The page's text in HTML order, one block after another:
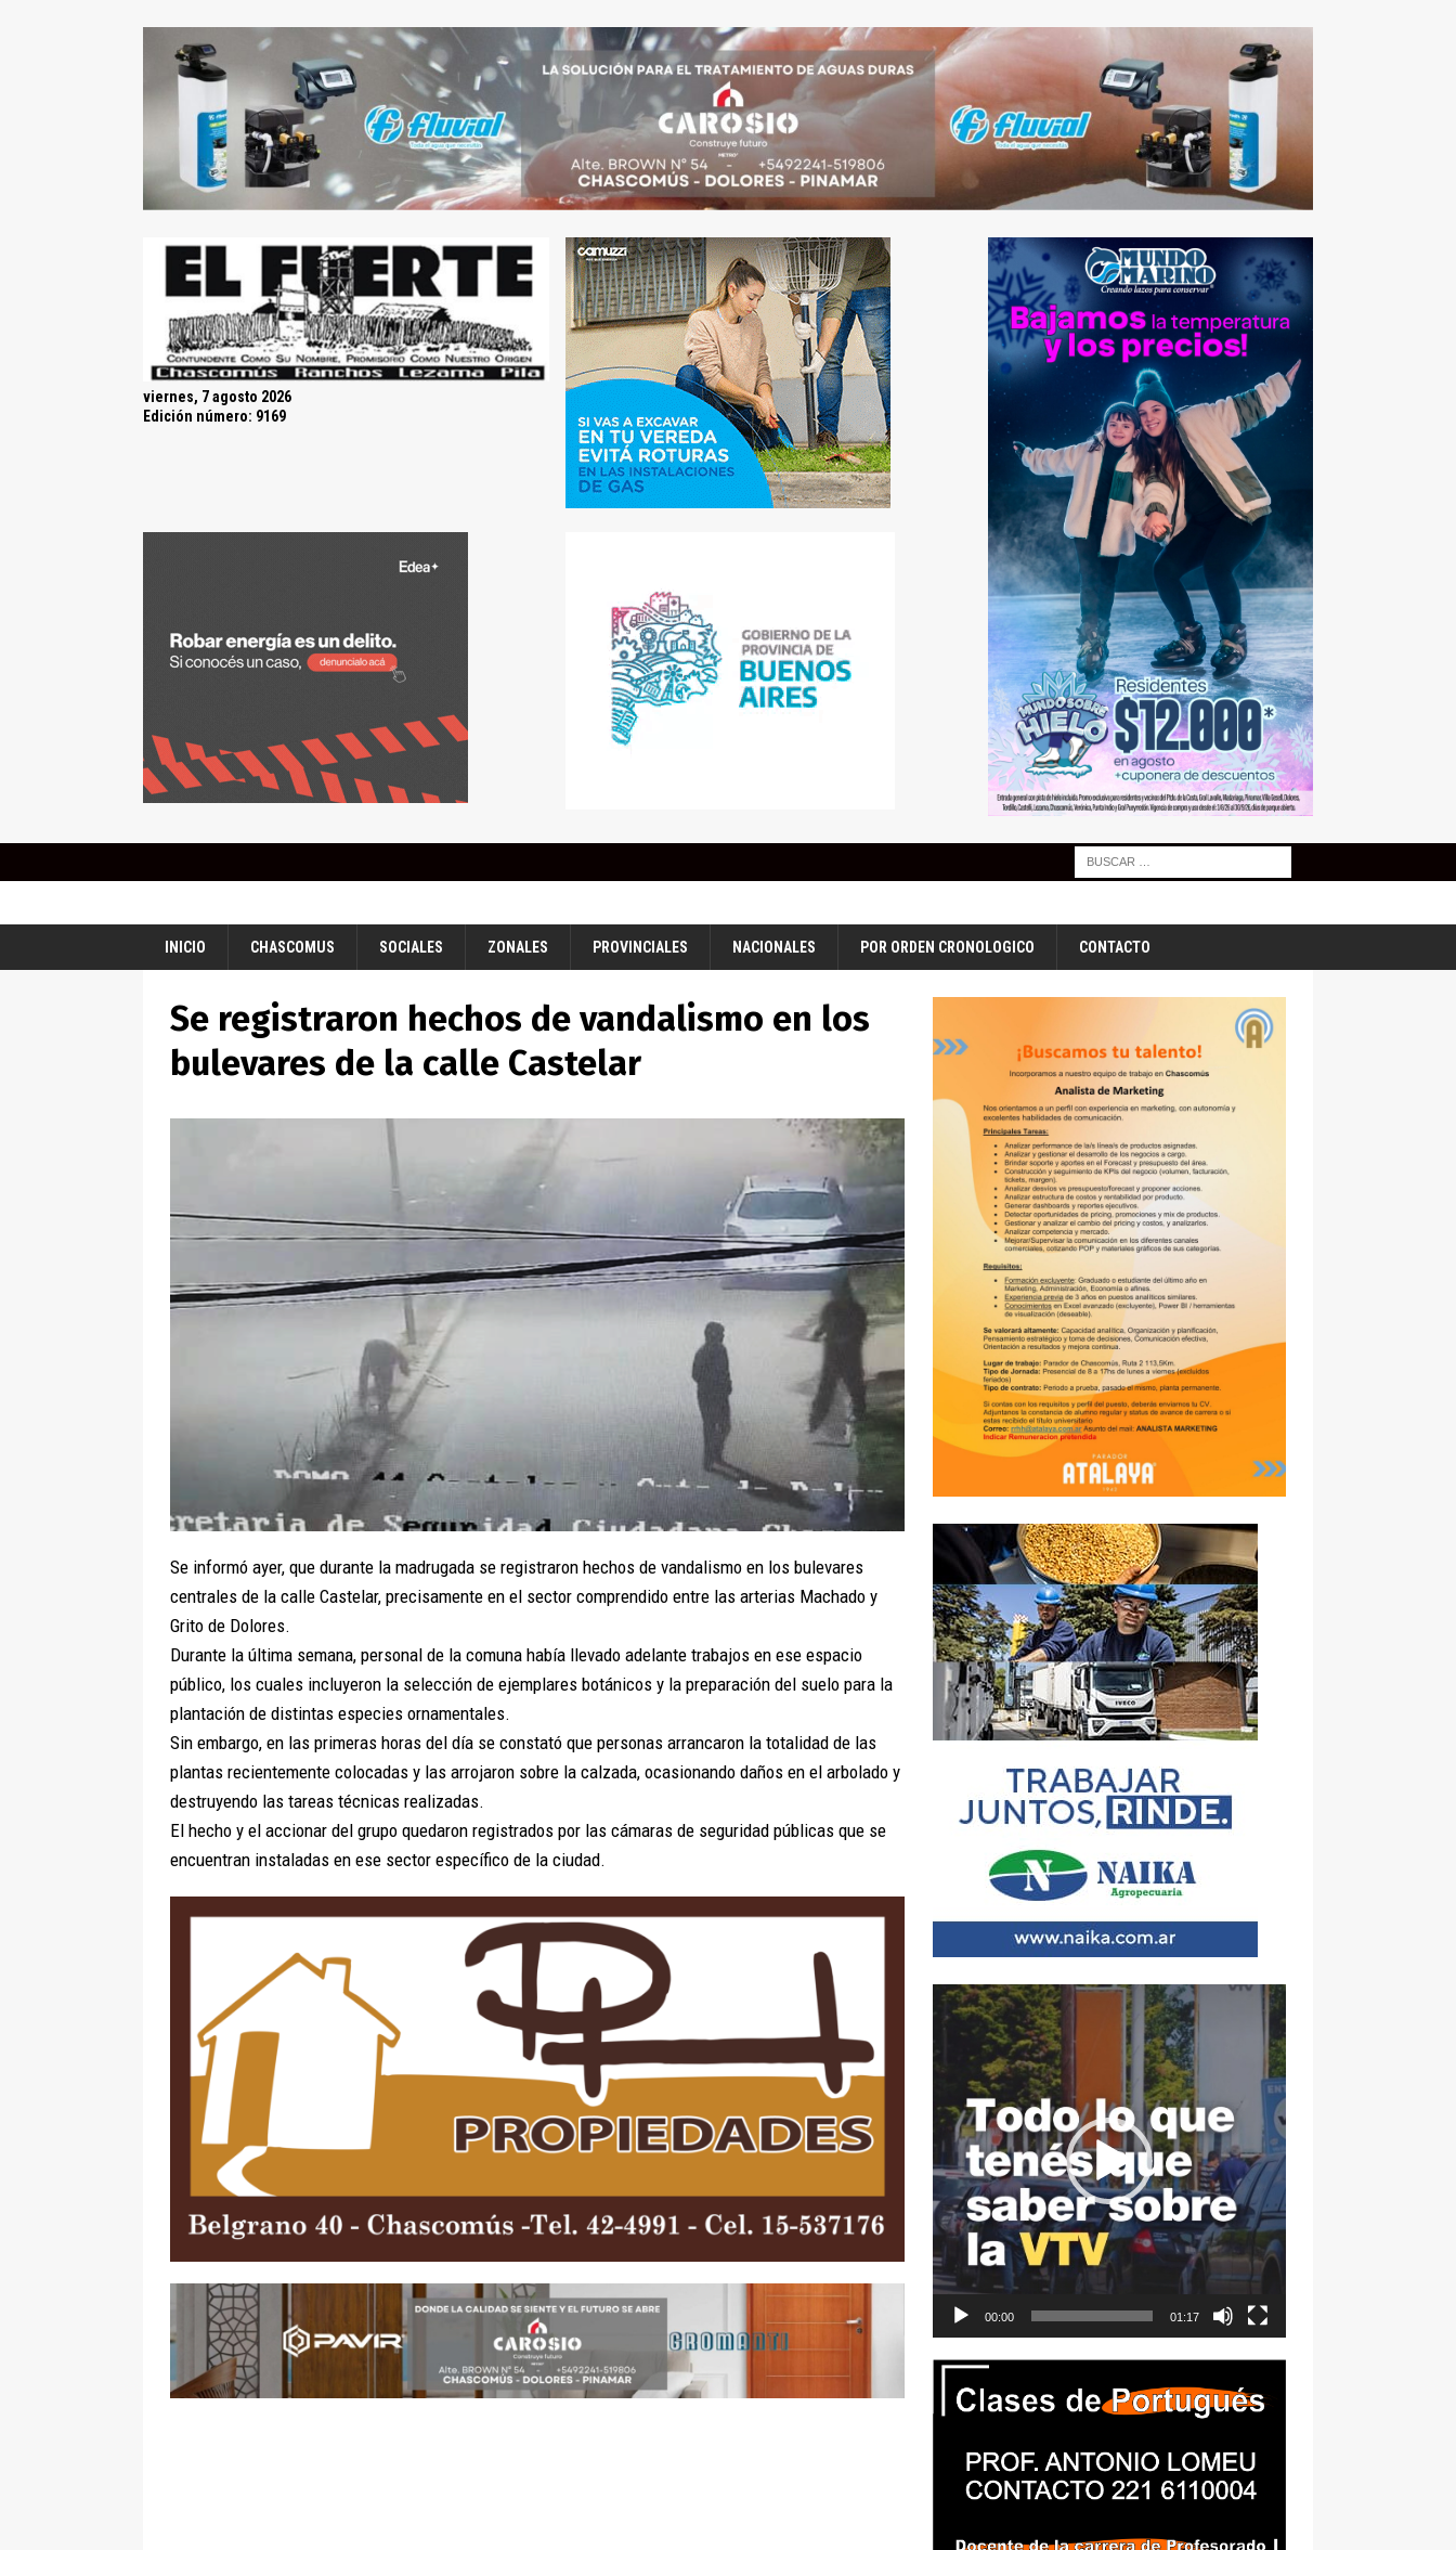
viernes, 7 agosto 2026
Edición número: 9169
INICIO CHASCOMUS SOCIALES ZONALES PROVINCIALES NACIONALES POR ORDEN CRONOLOGICO CONTACTO
Se registraron hechos de vandalismo en los
bulevares de la calle Castelar
Se informó ayer, que durante la madrugada se registraron hechos de vandalismo en los bulevares
centrales de la calle Castelar, precisamente en el sector comprendido entre las arterias Machado y
Grito de Dolores.
Durante la última semana, personal de la comuna había llevado adelante trabajos en ese espacio
público, los cuales incluyeron la selección de ejemplares botánicos y la preparación del suelo para la
plantación de distintas especies ornamentales.
Sin embargo, en las primeras horas del día se constató que personas arrancaron la totalidad de las
plantas recientemente colocadas y las arrojaron sobre la calzada, ocasionando daños en el arbolado y
destruyendo las tareas técnicas realizadas.
El hecho y el accionar del grupo quedaron registrados por las cámaras de seguridad públicas que se
encuentran instaladas en ese sector específico de la ciudad.
Reproductor
de
00:00 01:17